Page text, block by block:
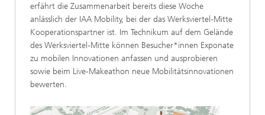
erfährt die Zusammenarbeit bereits diese Woche
anlässlich der IAA Mobility, bei der das Werksviertel-Mitte
Kooperationspartner ist. Im Technikum auf dem Gelände
des Werksviertel-Mitte können Besucher*innen Exponate
zu mobilen Innovationen anfassen und ausprobieren
sowie beim Live-Makeathon neue Mobilitätsinnovationen
bewerten.